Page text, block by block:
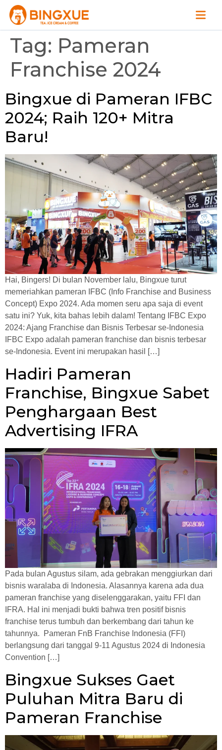
Tag: Pameran
Franchise 2024
Bingxue di Pameran IFBC
2024; Raih 120+ Mitra
Baru!
Hai, Bingers! Di bulan November lalu, Bingxue turut
memeriahkan pameran IFBC (Info Franchise and Business
Concept) Expo 2024. Ada momen seru apa saja di event
satu ini? Yuk, kita bahas lebih dalam! Tentang IFBC Expo
2024: Ajang Franchise dan Bisnis Terbesar se-Indonesia
IFBC Expo adalah pameran franchise dan bisnis terbesar
se-Indonesia. Event ini merupakan hasil […]
Hadiri Pameran
Franchise, Bingxue Sabet
Penghargaan Best
Advertising IFRA
Pada bulan Agustus silam, ada gebrakan menggiurkan dari
bisnis waralaba di Indonesia. Alasannya karena ada dua
pameran franchise yang diselenggarakan, yaitu FFI dan
IFRA. Hal ini menjadi bukti bahwa tren positif bisnis
franchise terus tumbuh dan berkembang dari tahun ke
tahunnya. Pameran FnB Franchise Indonesia (FFI)
berlangsung dari tanggal 9-11 Agustus 2024 di Indonesia
Convention […]
Bingxue Sukses Gaet
Puluhan Mitra Baru di
Pameran Franchise